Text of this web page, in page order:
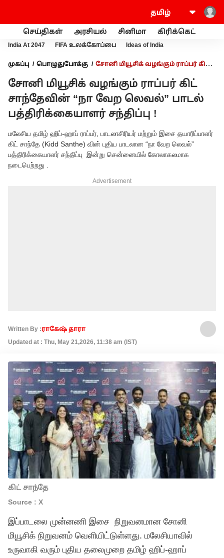
செய்திகள் அரசியல் சினிமா கிரிக்கெட்
India At 2047 FIFA உலக்கோப்பை Ideas of India
முகப்பு பொழுதுபோக்கு
சோனி மியூசிக் வழங்கும் ராப்பர் கிட்
சோனி மியூசிக் வழங்கும் ராப்பர் கிட்
சாந்தேவின் “நா வேற லெவல்” பாடல்
பத்திரிக்கையாளர் சந்திப்பு !
மலேசிய தமிழ் ஹிப்-ஹாப் ராப்பர், பாடலாசிரியர் மற்றும் இசை தயாரிப்பாளர்
கிட் சாந்தே (Kidd Santhe) வின் புதிய பாடலான “நா வேற லெவல்”
பத்திரிக்கையாளர் சந்திப்பு இன்று சென்னையில் கோலாகலமாக
நடைபெற்றது .
Advertisement
Written By :ராகேஷ் தாரா
Updated at : Thu, May 21,2026, 11:38 am (IST)
கிட் சாந்தே
Source : X
இப்பாடலை முன்னணி இசை நிறுவனமான சோனி
மியூசிக் நிறுவனம் வெளியிட்டுள்ளது. மலேசியாவில்
உருவாகி வரும் புதிய தலைமுறை தமிழ் ஹிப்-ஹாப்